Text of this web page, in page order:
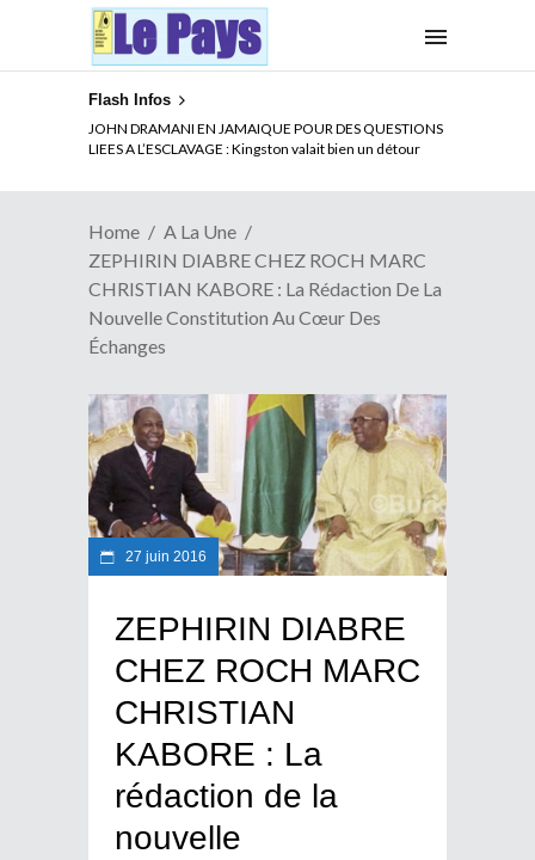
Flash Infos
JOHN DRAMANI EN JAMAIQUE POUR DES QUESTIONS
LIEES A L’ESCLAVAGE : Kingston valait bien un détour
Home
A La Une
ZEPHIRIN DIABRE CHEZ ROCH MARC
CHRISTIAN KABORE : La Rédaction De La
Nouvelle Constitution Au Cœur Des
Échanges
27 juin 2016
ZEPHIRIN DIABRE
CHEZ ROCH MARC
CHRISTIAN
KABORE : La
rédaction de la
nouvelle